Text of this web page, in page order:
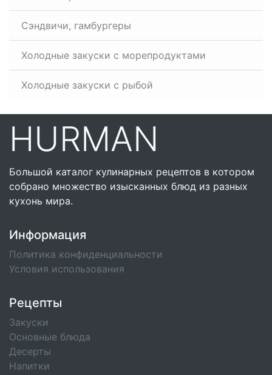
Сэндвичи, гамбургеры
Холодные закуски с морепродуктами
Холодные закуски с рыбой
HURMAN
Большой каталог кулинарных рецептов в котором
собрано множество изысканных блюд из разных
кухонь мира.
Информация
Политика конфиденциальности
Условия использования
Рецепты
Закуски
Основные блюда
Десерты
Напитки